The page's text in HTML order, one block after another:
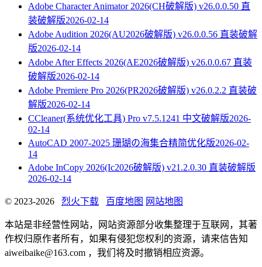
Adobe Character Animator 2026(CH破解版) v26.0.0.50 直
装破解版2026-02-14
Adobe Audition 2026(AU2026破解版) v26.0.0.56 直装破解
版2026-02-14
Adobe After Effects 2026(AE2026破解版) v26.0.0.67 直装
破解版2026-02-14
Adobe Premiere Pro 2026(PR2026破解版) v26.0.2.2 直装破
解版2026-02-14
CCleaner(系统优化工具) Pro v7.5.1241 中文破解版2026-
02-14
AutoCAD 2007-2025 珊瑚の海集合精简优化版2026-02-
14
Adobe InCopy 2026(Ic2026破解版) v21.2.0.30 直装破解版
2026-02-14
© 2023-2026 烈火下载 百度地图 网站地图
本站是非经营性网站，网站资源部分收集整理于互联网，其著
作权归原作者所有，如果有侵犯您权利的资源，请来信告知
aiweibaike@163.com ，我们将及时撤销相应资源。